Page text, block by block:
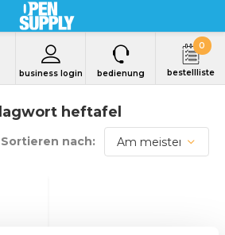
business login bedienung bestellliste
0
heftafel
Sortieren nach: